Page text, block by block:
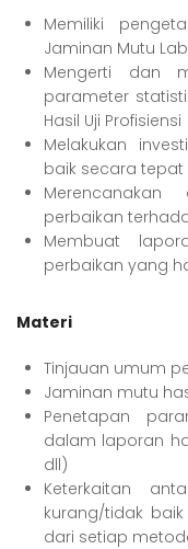
Memiliki
Jaminan Mutu
Mengerti dan
parameter
Hasil Uji Profisiensi
Melakukan
baik secara
perbaikan
Membuat
perbaikan yang
Materi
Tinjauan umum
Jaminan mutu
Penetapan
dalam laporan
dll)
Keterkaitan
kurang/tidak
dari setiap